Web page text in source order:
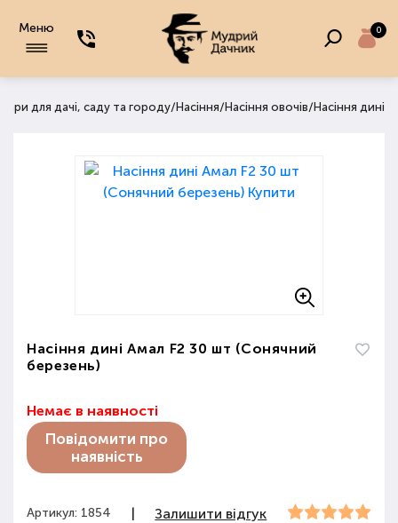
Меню 0
для дачі, саду та городу/ Насіння/ Насіння овочів/ Насіння дині
Насіння дині Амал F2 30 шт (Сонячний
березень)
Немає в наявності
Повідомити про
наявність
Артикул: 1854 |
Залишити відгук